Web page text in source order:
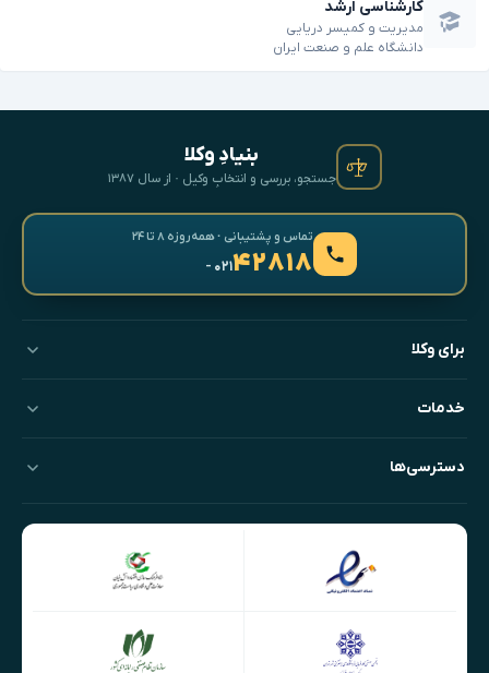
کارشناسی ارشد
مدیریت و کمیسر دریایی
دانشگاه علم و صنعت ایران
بنیادِ وکلا
جستجو، بررسی و انتخابِ وکیل · از سال ۱۳۸۷
تماس و پشتیبانی · همه‌روزه ۸ تا ۲۴
۴۲۸۱۸- ۰۲۱
برای وکلا
خدمات
دسترسی‌ها